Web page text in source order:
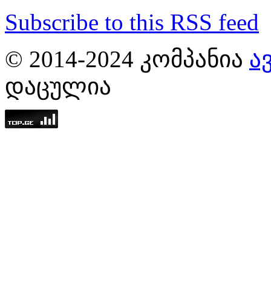
Subscribe to this RSS feed
© 2014-2024 ᲙᲝᲛᲞᲐᲜᲘᲐ
ᲓᲐᲪᲣᲚᲘᲐ